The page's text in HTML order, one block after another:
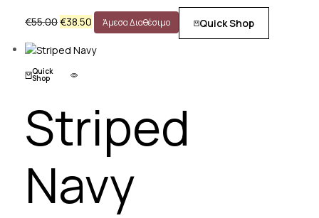
€55.00€38.50 Άμεσα Διαθέσιμο Quick Shop
Quick
Shop
Striped
Navy